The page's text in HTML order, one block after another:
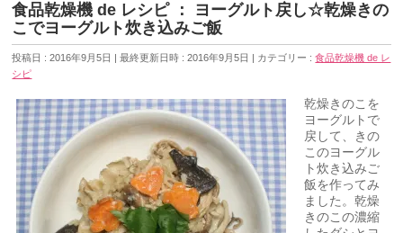
食品乾燥機 de レシピ ： ヨーグルト戻し☆乾燥きの
こでヨーグルト炊き込みご飯
投稿日 : 2016年9月5日 最終更新日時 : 2016年9月5日 カテゴリー :食品乾燥機 de レ
シピ
乾燥きのこを
ヨーグルトで
戻して、きの
このヨーグル
ト炊き込みご
飯を作ってみ
ました。乾燥
きのこの濃縮